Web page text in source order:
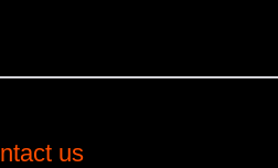
us